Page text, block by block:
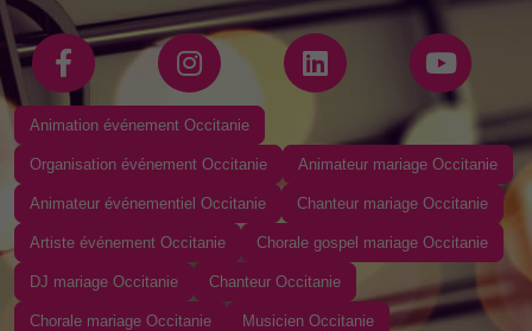
Animation événement Occitanie
Organisation événement Occitanie Animateur mariage Occitanie
Animateur événementiel Occitanie Chanteur mariage Occitanie
Artiste événement Occitanie Chorale gospel mariage Occitanie
DJ mariage Occitanie Chanteur Occitanie
Chorale mariage Occitanie Musicien Occitanie